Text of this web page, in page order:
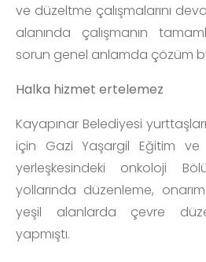
ve düzeltme çalışmalarını
alanında çalışmanın
sorun genel anlamda çözüm
Halka hizmet ertelemez
Kayapınar Belediyesi
için Gazi Yaşargil Eğitim ve
yerleşkesindeki onkoloji
yollarında düzenleme,
yeşil alanlarda çevre
yapmıştı.